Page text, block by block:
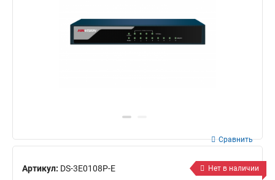
Артикул: DS-3E0108P-E
Сравнить
Нет в наличии